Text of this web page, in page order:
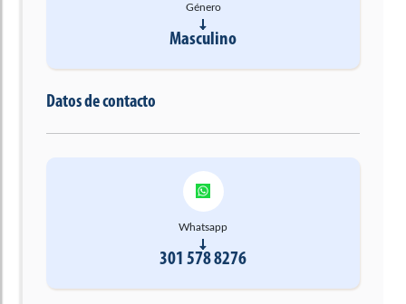
Género
Masculino
Datos de contacto
Whatsapp
301 578 8276